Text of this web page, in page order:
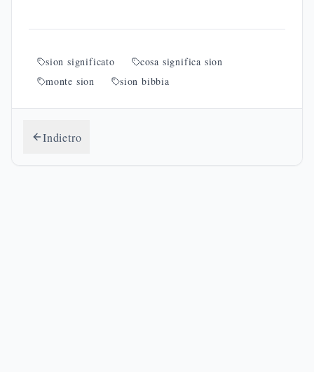
sion significato
cosa significa sion
monte sion
sion bibbia
Indietro